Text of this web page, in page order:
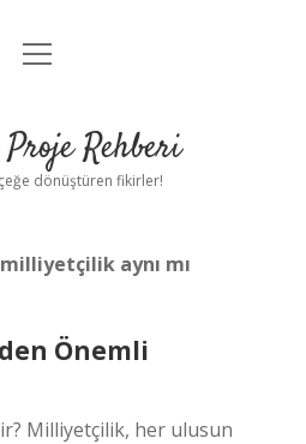
Anasayfa
Uyarı
menüyü
Proje Rehberi
dönüştüren fikirler!
aynı mı
Önemli
Milliyetçilik, her ulusun